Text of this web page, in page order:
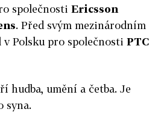
společnosti Ericsson
. Před svým mezinárodním
v Polsku pro společnosti PTC
hudba, umění a četba. Je
syna.